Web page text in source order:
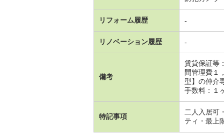
リフォーム履歴 -
リノベーション履歴 -
備考
賃貸保証等
間管理費１
型】の仲介
手数料：１
特記事項
二人入居可
ティ・最上